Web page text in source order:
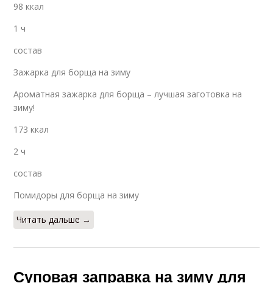
98 ккал
1 ч
состав
Зажарка для борща на зиму
Ароматная зажарка для борща – лучшая заготовка на
зиму!
173 ккал
2 ч
состав
Помидоры для борща на зиму
Читать дальше →
Суповая заправка на зиму для